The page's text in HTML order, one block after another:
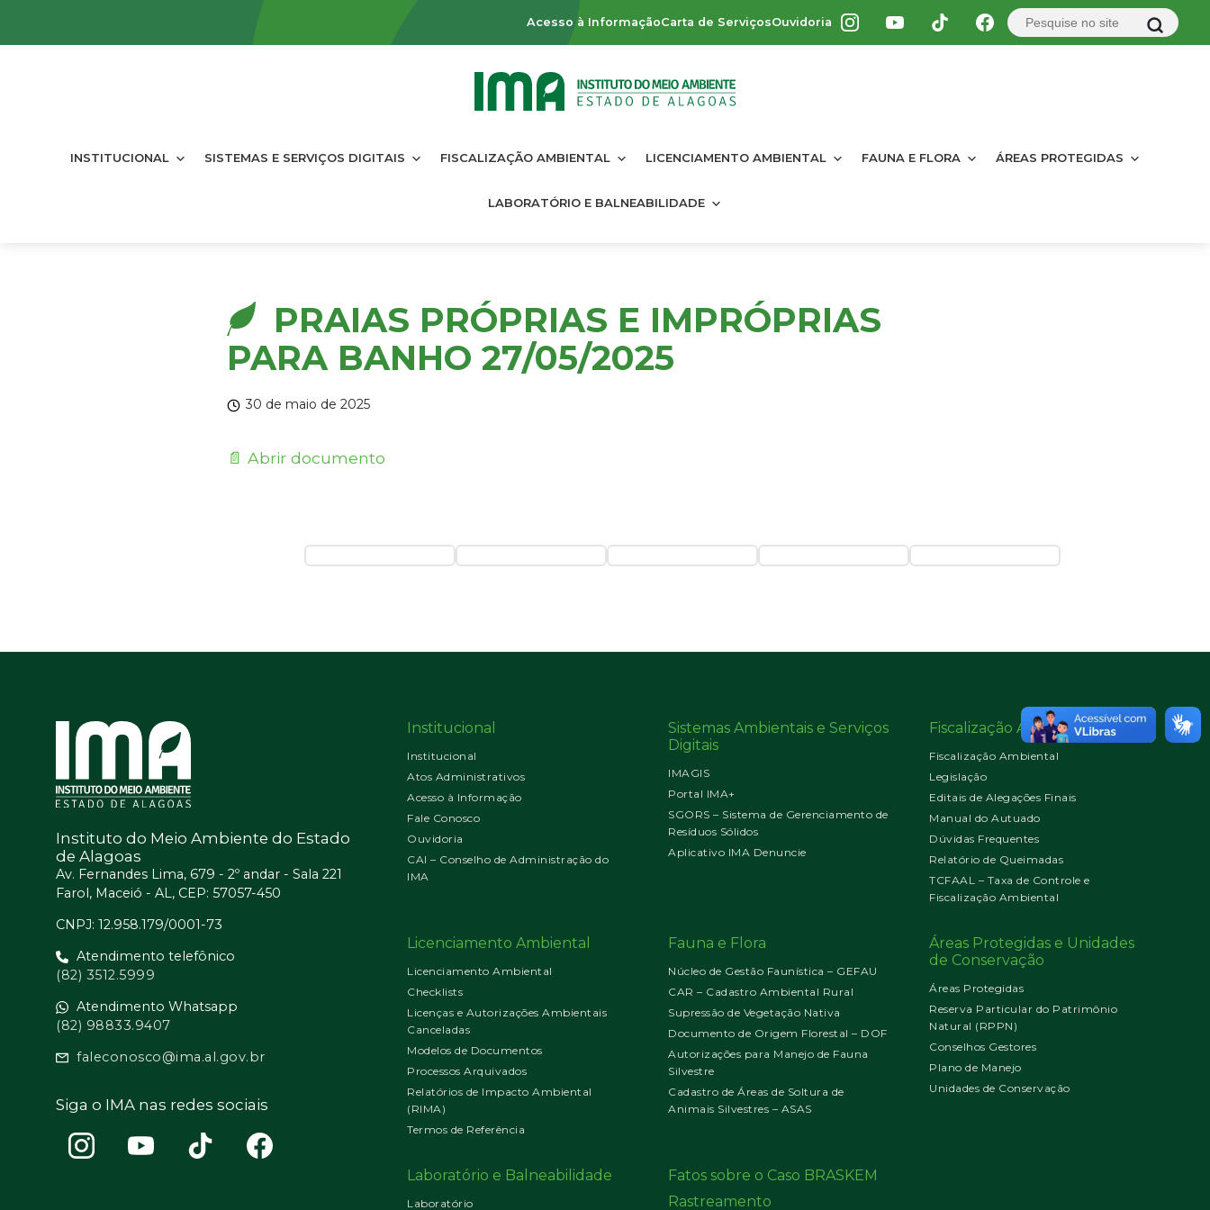
Acesso à InformaçãoCarta de ServiçosOuvidoria
INSTITUCIONAL SISTEMAS E SERVIÇOS DIGITAIS FISCALIZAÇÃO AMBIENTAL LICENCIAMENTO AMBIENTAL FAUNA E FLORA ÁREAS PROTEGIDAS
LABORATÓRIO E BALNEABILIDADE
PRAIAS PRÓPRIAS E IMPRÓPRIAS
PARA BANHO 27/05/2025
30 de maio de 2025
📄 Abrir documento
Instituto do Meio Ambiente do Estado
de Alagoas
Av. Fernandes Lima, 679 - 2º andar - Sala 221
Farol, Maceió - AL, CEP: 57057-450
CNPJ: 12.958.179/0001-73
Atendimento telefônico
(82) 3512.5999
Atendimento Whatsapp
(82) 98833.9407
faleconosco@ima.al.gov.br
Siga o IMA nas redes sociais
Institucional
Institucional
Atos Administrativos
Acesso à Informação
Fale Conosco
Ouvidoria
CAI – Conselho de Administração do
IMA
Sistemas Ambientais e Serviços
Digitais
IMAGIS
Portal IMA+
SGORS – Sistema de Gerenciamento de
Resíduos Sólidos
Aplicativo IMA Denuncie
Fiscalização Ambiental
Fiscalização Ambiental
Legislação
Editais de Alegações Finais
Manual do Autuado
Dúvidas Frequentes
Relatório de Queimadas
TCFAAL – Taxa de Controle e
Fiscalização Ambiental
Licenciamento Ambiental
Licenciamento Ambiental
Checklists
Licenças e Autorizações Ambientais
Canceladas
Modelos de Documentos
Processos Arquivados
Relatórios de Impacto Ambiental
(RIMA)
Termos de Referência
Fauna e Flora
Núcleo de Gestão Faunística – GEFAU
CAR – Cadastro Ambiental Rural
Supressão de Vegetação Nativa
Documento de Origem Florestal – DOF
Autorizações para Manejo de Fauna
Silvestre
Cadastro de Áreas de Soltura de
Animais Silvestres – ASAS
Áreas Protegidas e Unidades
de Conservação
Áreas Protegidas
Reserva Particular do Patrimônio
Natural (RPPN)
Conselhos Gestores
Plano de Manejo
Unidades de Conservação
Laboratório e Balneabilidade
Laboratório
Fatos sobre o Caso BRASKEM
Rastreamento